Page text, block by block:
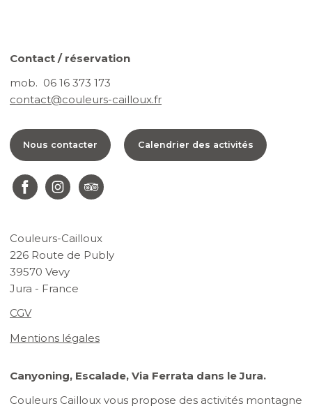
Contact / réservation
mob. 06 16 373 173
contact@couleurs-cailloux.fr
Nous contacter Calendrier des activités
Couleurs-Cailloux
226 Route de Publy
39570 Vevy
Jura - France
CGV
Mentions légales
Canyoning, Escalade, Via Ferrata dans le Jura.
Couleurs Cailloux vous propose des activités montagne